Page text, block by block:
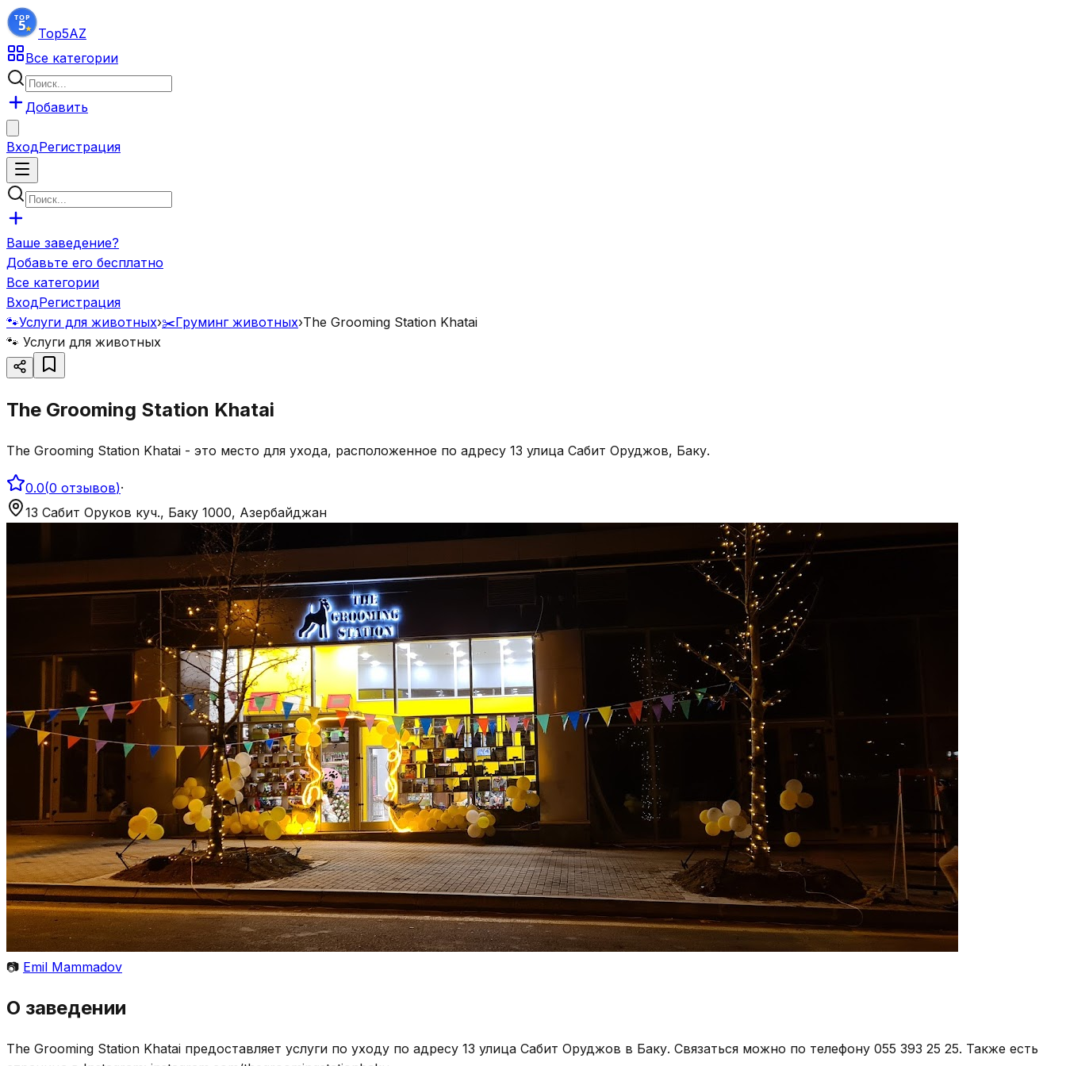
Top5AZ
Все категории
Добавить
ВходРегистрация
Ваше заведение?
Добавьте его бесплатно
Все категории
ВходРегистрация
🐾Услуги для животных›✂️Груминг животных›The Grooming Station Khatai
🐾 Услуги для животных
The Grooming Station Khatai
The Grooming Station Khatai - это место для ухода, расположенное по адресу 13 улица Сабит Оруджов, Баку.
0.0(0 отзывов)·
13 Сабит Оруков куч., Баку 1000, Азербайджан
📷 Emil Mammadov
О заведении
The Grooming Station Khatai предоставляет услуги по уходу по адресу 13 улица Сабит Оруджов в Баку. Связаться можно по телефону 055 393 25 25. Также есть